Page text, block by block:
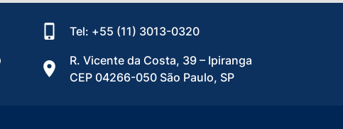
Tel: +55 (11) 3013-0320
R. Vicente da Costa, 39 – Ipiranga
CEP 04266-050 São Paulo, SP